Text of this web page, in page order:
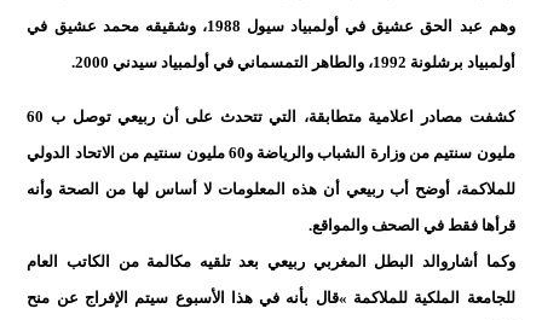
وهم عبد الحق عشيق في أولمبياد سيول 1988، وشقيقه محمد عشيق في
أولمبياد برشلونة 1992، والطاهر التمسماني في أولمبياد سيدني 2000.
كشفت مصادر اعلامية متطابقة، التي تتحدث على أن ربيعي توصل ب 60
مليون سنتيم من وزارة الشباب والرياضة و60 مليون سنتيم من الاتحاد الدولي
للملاكمة، أوضح أب ربيعي أن هذه المعلومات لا أساس لها من الصحة وأنه
قرأها فقط في الصحف والمواقع.
وكما أشاروالد البطل المغربي ربيعي بعد تلقيه مكالمة من الكاتب العام
للجامعة الملكية للملاكمة »قال بأنه في هذا الأسبوع سيتم الإفراج عن منح